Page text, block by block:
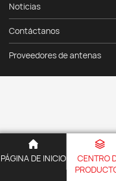
Noticias
Contáctanos
Proveedores de antenas
PÁGINA DE INICIO
CENTRO